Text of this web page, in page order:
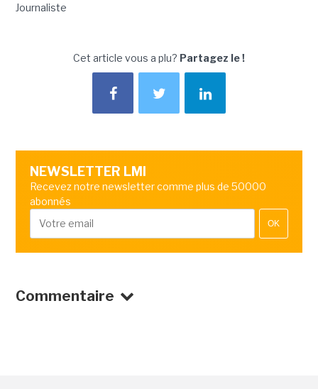
Journaliste
Cet article vous a plu? Partagez le !
NEWSLETTER LMI
Recevez notre newsletter comme plus de 50000
abonnés
OK
Commentaire